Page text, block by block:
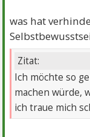
was hat
Zitat:
Ich möchte so
machen würde,
ich traue mich